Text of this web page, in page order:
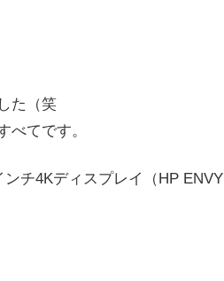
た（笑
べてです。
チ4Kディスプレイ（HP